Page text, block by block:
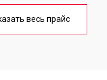
от 60 мин
весь прайс